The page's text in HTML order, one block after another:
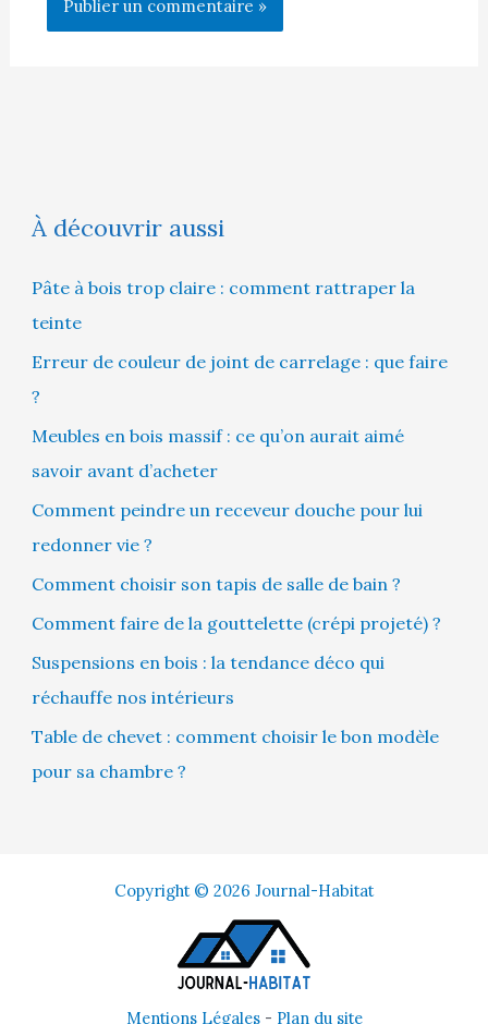
À découvrir aussi
Pâte à bois trop claire : comment rattraper la
teinte
Erreur de couleur de joint de carrelage : que faire
?
Meubles en bois massif : ce qu’on aurait aimé
savoir avant d’acheter
Comment peindre un receveur douche pour lui
redonner vie ?
Comment choisir son tapis de salle de bain ?
Comment faire de la gouttelette (crépi projeté) ?
Suspensions en bois : la tendance déco qui
réchauffe nos intérieurs
Table de chevet : comment choisir le bon modèle
pour sa chambre ?
Copyright © 2026 Journal-Habitat
Mentions Légales- Plan du site